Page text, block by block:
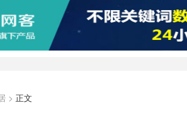
> 正文